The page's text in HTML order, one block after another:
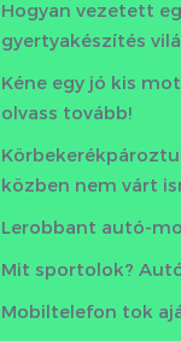
Hogyan vezetett
gyertyakészítés
Kéne egy jó kis
olvass tovább!
közben nem várt
Lerobbant autó-
Mit sportolok?
Mobiltelefon tok